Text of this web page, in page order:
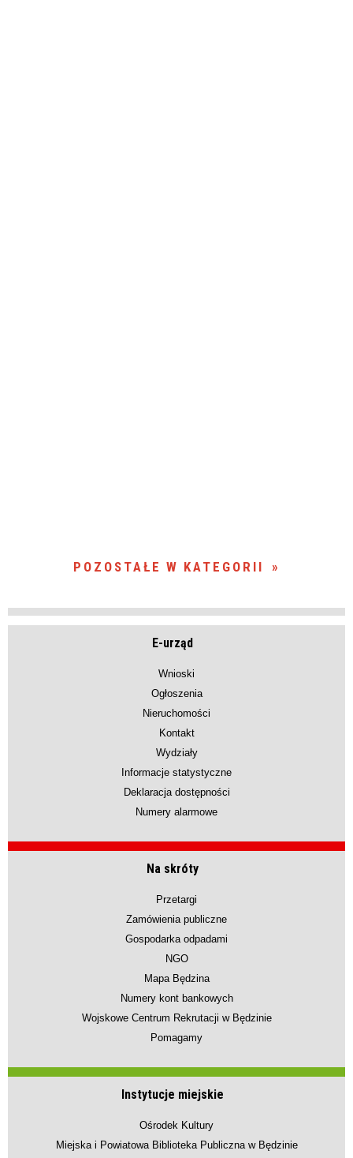
POZOSTAŁE W KATEGORII
E-urząd
Wnioski
Ogłoszenia
Nieruchomości
Kontakt
Wydziały
Informacje statystyczne
Deklaracja dostępności
Numery alarmowe
Na skróty
Przetargi
Zamówienia publiczne
Gospodarka odpadami
NGO
Mapa Będzina
Numery kont bankowych
Wojskowe Centrum Rekrutacji w Będzinie
Pomagamy
Instytucje miejskie
Ośrodek Kultury
Miejska i Powiatowa Biblioteka Publiczna w Będzinie